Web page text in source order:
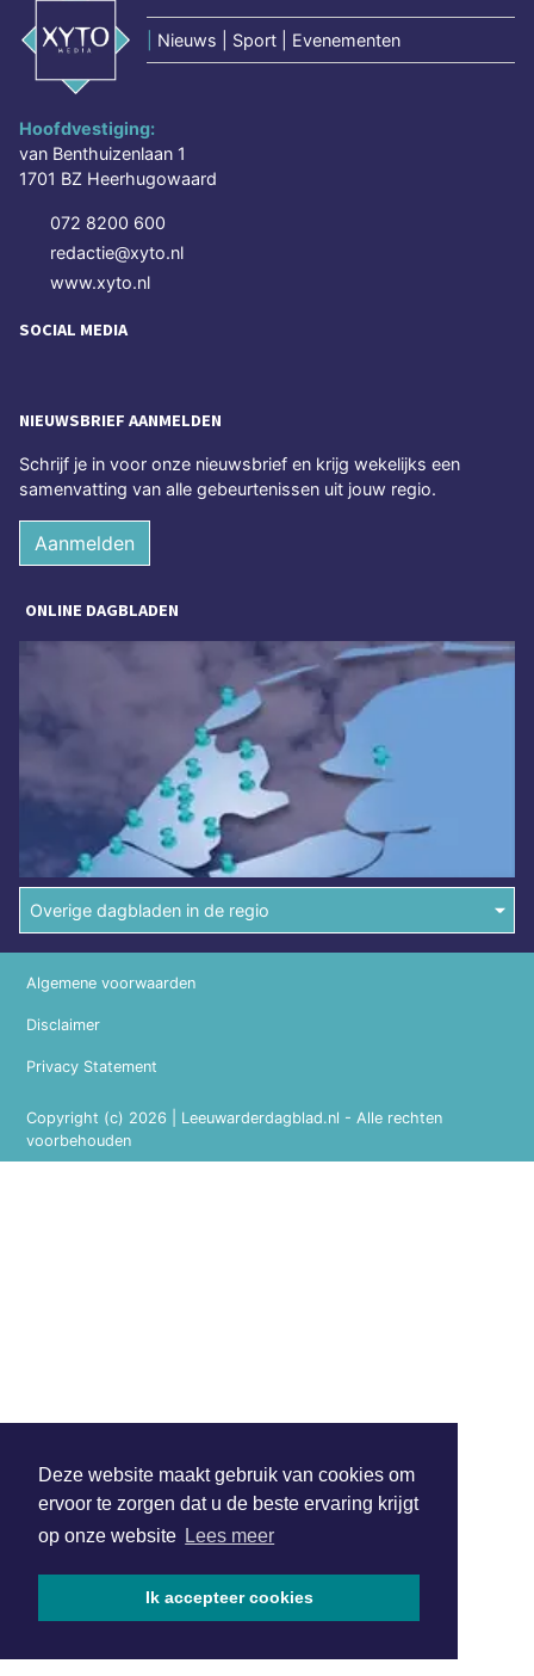
Deze website maakt gebruik van cookies om
ervoor te zorgen dat u de beste ervaring krijgt
op onze website Lees meer
Ik accepteer cookies
Nieuws | Sport | Evenementen
Hoofdvestiging:
van Benthuizenlaan 1
1701 BZ Heerhugowaard
072 8200 600
redactie@xyto.nl
www.xyto.nl
SOCIAL MEDIA
NIEUWSBRIEF AANMELDEN
Schrijf je in voor onze nieuwsbrief en krijg wekelijks een
samenvatting van alle gebeurtenissen uit jouw regio.
Aanmelden
ONLINE DAGBLADEN
Overige dagbladen in de regio
Copyright (c) 2026 | Leeuwarderdagblad.nl - Alle rechten
voorbehouden
Algemene voorwaarden
Disclaimer
Privacy Statement